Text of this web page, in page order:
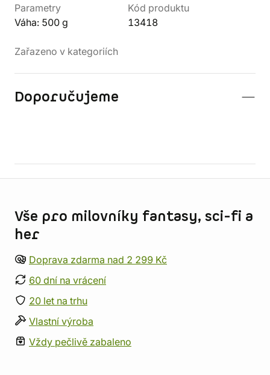
Parametry
Váha: 500 g
Kód produktu
13418
Zařazeno v kategoriích
Doporučujeme
Vše pro milovníky fantasy, sci-fi a
her
Doprava zdarma nad 2 299 Kč
60 dní na vrácení
20 let na trhu
Vlastní výroba
Vždy pečlivě zabaleno